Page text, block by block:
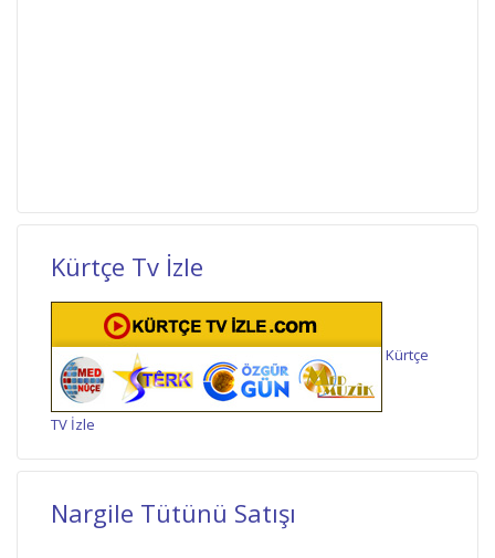
Kürtçe Tv İzle
Kürtçe
TV İzle
Nargile Tütünü Satışı